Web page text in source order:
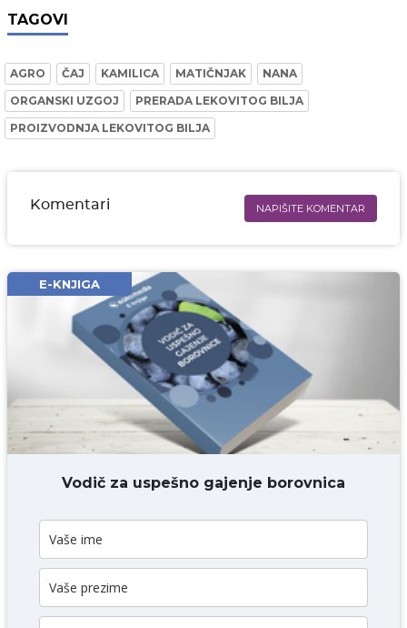
TAGOVI
AGRO ČAJ KAMILICA MATIČNJAK
NANA
ORGANSKI UZGOJ
PRERADA LEKOVITOG BILJA
PROIZVODNJA LEKOVITOG BILJA
Komentari NAPIŠITE KOMENTAR
Email* obavezno
Komentar* obavezno
DODAJ KOMENTAR
E-KNJIGA
Vodič za uspešno gajenje borovnica